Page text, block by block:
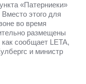
«Патерниеки»
этого для
во время
размещены
сообщает LETA,
и министр